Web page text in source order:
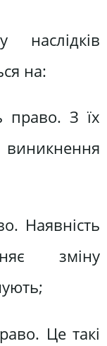
наслідків
на:
право. З їх
Наявність
зміну
Це такі